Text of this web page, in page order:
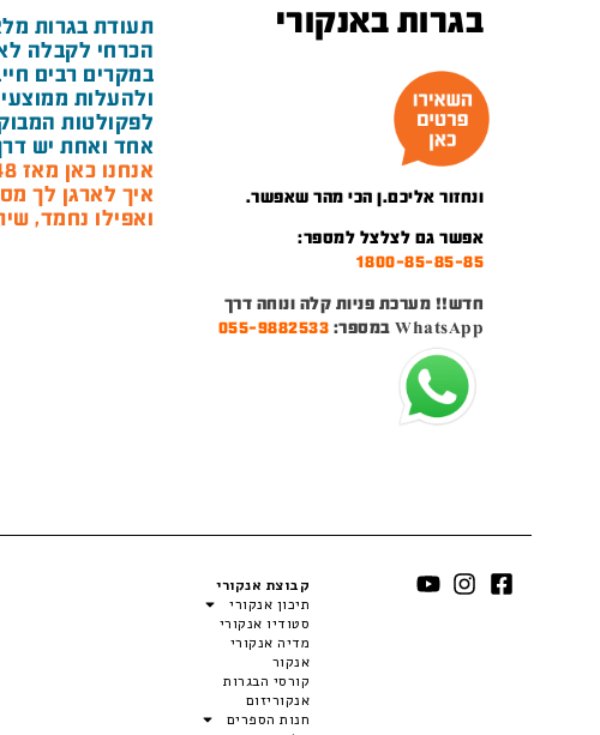
בגרות באנקורי
ונחזור אליכם.ן הכי מהר שאפשר.
אפשר גם לצלצל למספר:
1800-85-85-85
חדש!! מערכת פניות קלה ונוחה דרך
WhatsApp במספר:
055-9882533
תעודת בגרות
הכרחי לקבלה
במקרים רבים
ולהעלות
לפקולטות
אחד ואחת יש
אנחנו כאן מאז 1948 ואנחנו יודעים
איך לארגן לך
ואפילו נחמד,
קבוצת אנקורי
תיכון אנקורי
סטודיו אנקורי
מדיה אנקורי
אנקור
קורסי הבגרות
אנקוריזום
חנות הספרים